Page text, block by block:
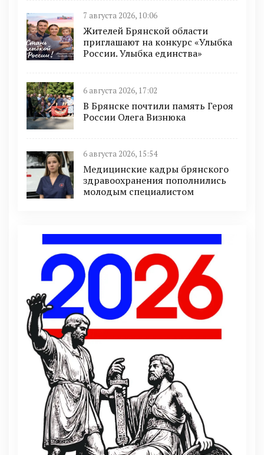
7 августа 2026, 10:06
Жителей Брянской области
приглашают на конкурс «Улыбка
России. Улыбка единства»
6 августа 2026, 17:02
В Брянске почтили память Героя
России Олега Визнюка
6 августа 2026, 15:54
Медицинские кадры брянского
здравоохранения пополнились
молодым специалистом